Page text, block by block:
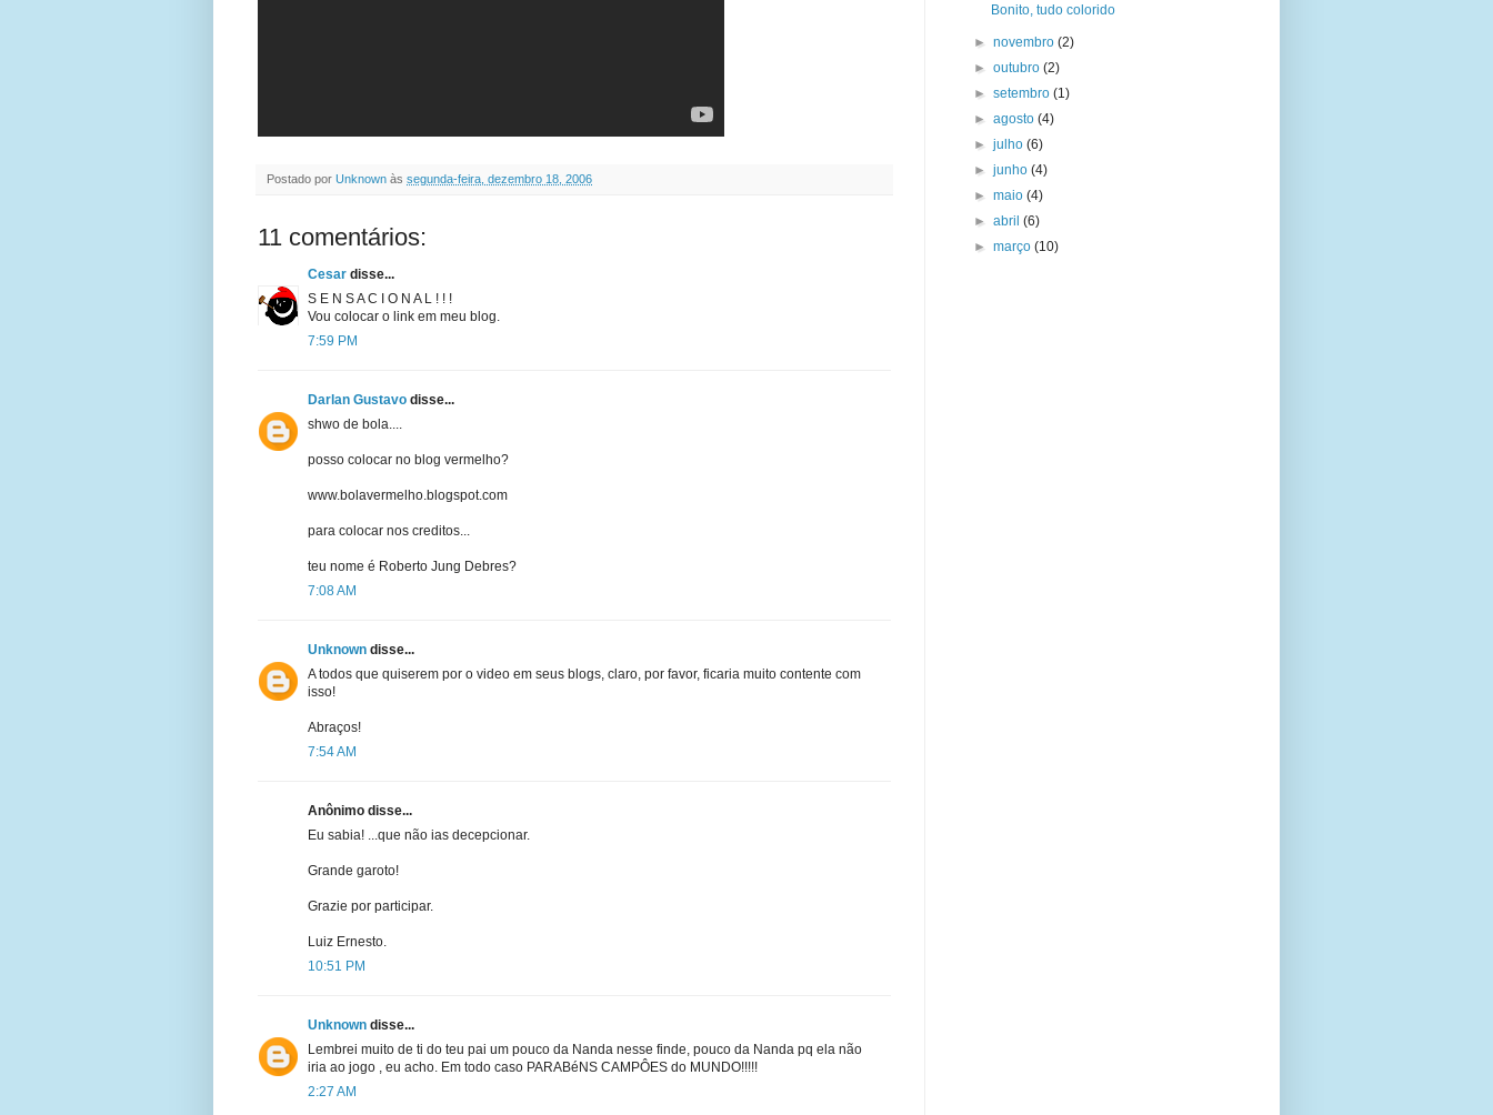
Postado por Unknown às segunda-feira, dezembro 18, 2006
11 comentários:
Cesar disse...
S E N S A C I O N A L ! ! !
Vou colocar o link em meu blog.
7:59 PM
Darlan Gustavo disse...
shwo de bola....
posso colocar no blog vermelho?
www.bolavermelho.blogspot.com
para colocar nos creditos...
teu nome é Roberto Jung Debres?
7:08 AM
Unknown disse...
A todos que quiserem por o video em seus blogs, claro, por favor, ficaria muito contente com
isso!
Abraços!
7:54 AM
Anônimo disse...
Eu sabia! ...que não ias decepcionar.
Grande garoto!
Grazie por participar.
Luiz Ernesto.
10:51 PM
Unknown disse...
Lembrei muito de ti do teu pai um pouco da Nanda nesse finde, pouco da Nanda pq ela não
iria ao jogo , eu acho. Em todo caso PARABéNS CAMPÔES do MUNDO!!!!!
2:27 AM
Bonito, tudo colorido
►novembro(2)
►outubro(2)
►setembro(1)
►agosto(4)
►julho(6)
►junho(4)
►maio(4)
►abril(6)
►março(10)